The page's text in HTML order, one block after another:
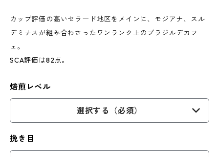
カップ評価の高いセラード地区をメインに、モジアナ、スル
デミナスが組み合わさったワンランク上のブラジルデカフ
ェ。
SCA評価は82点。
焙煎レベル
選択する（必須）
挽き目